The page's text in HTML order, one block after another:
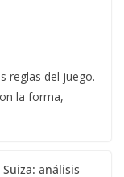
reglas del juego.
la forma,
análisis